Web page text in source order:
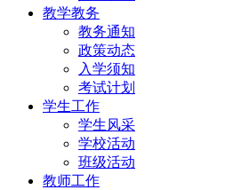
教学教务
教务通知
政策动态
入学须知
考试计划
学生工作
学生风采
学校活动
班级活动
教师工作